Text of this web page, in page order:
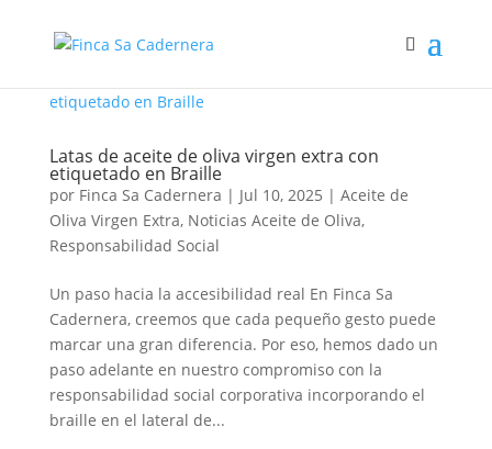
Latas de aceite de oliva virgen extra con
etiquetado en Braille
por Finca Sa Cadernera | Jul 10, 2025 | Aceite de
Oliva Virgen Extra, Noticias Aceite de Oliva,
Responsabilidad Social
Un paso hacia la accesibilidad real En Finca Sa
Cadernera, creemos que cada pequeño gesto puede
marcar una gran diferencia. Por eso, hemos dado un
paso adelante en nuestro compromiso con la
responsabilidad social corporativa incorporando el
braille en el lateral de...